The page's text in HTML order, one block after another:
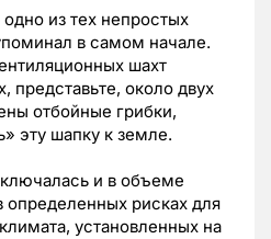
из тех непростых
в самом начале.
шахт
представьте, около двух
отбойные грибки,
эту шапку к земле.
и в объеме
определенных рисках для
установленных на